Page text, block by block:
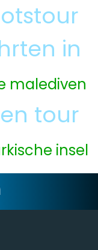
in
malediven
tour
insel